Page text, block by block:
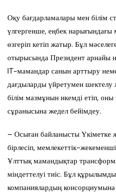
Оқу бағдарламалары мен білім
үлгергенше, еңбек
өзгеріп кетіп жатыр. Бұл
отырысында Президент арнайы
IT-мамандар санын арттыру
дағдыларды үйретумен шектелу
білім мазмұнын икемді етіп,
сұранысына жедел бейімдеу.
– Осыған байланысты Үкіметке
бірлесіп, мемлекеттік-
Ұлттық мамандықтар
міндеттелуі тиіс. Бұл
компаниялардың